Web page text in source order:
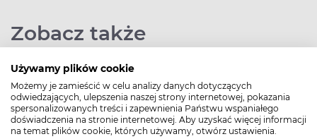
Używamy plików cookie
Możemy je zamieścić w celu analizy danych dotyczących
odwiedzających, ulepszenia naszej strony internetowej, pokazania
spersonalizowanych treści i zapewnienia Państwu wspaniałego
doświadczenia na stronie internetowej. Aby uzyskać więcej informacji
na temat plików cookie, których używamy, otwórz ustawienia.
Zobacz także